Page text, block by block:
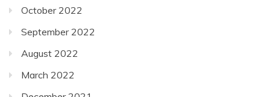
October 2022
September 2022
August 2022
March 2022